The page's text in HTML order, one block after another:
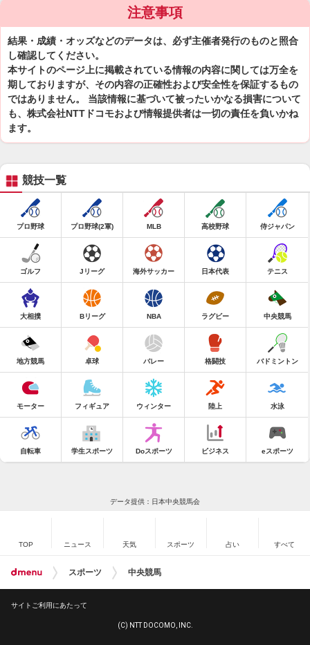
注意事項
結果・成績・オッズなどのデータは、必ず主催者発行のものと照合
し確認してください。
本サイトのページ上に掲載されている情報の内容に関しては万全を
期しておりますが、その内容の正確性および安全性を保証するもの
ではありません。 当該情報に基づいて被ったいかなる損害について
も、株式会社NTTドコモおよび情報提供者は一切の責任を負いかね
ます。
競技一覧
プロ野球 プロ野球(2軍) MLB 高校野球 侍ジャパン
ゴルフ Jリーグ 海外サッカー 日本代表 テニス
大相撲 Bリーグ NBA ラグビー 中央競馬
地方競馬 卓球 バレー 格闘技 バドミントン
モーター フィギュア ウィンター 陸上 水泳
自転車 学生スポーツ Doスポーツ ビジネス eスポーツ
データ提供：日本中央競馬会
TOP ニュース 天気 スポーツ 占い すべて
スポーツ 中央競馬
サイトご利用にあたって
(C) NTT DOCOMO, INC.